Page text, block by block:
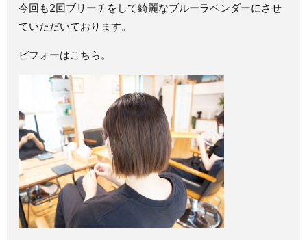
今回も2回ブリーチをして綺麗なブルーラベンダーにさせ
ていただいております。
ビフォーはこちら。